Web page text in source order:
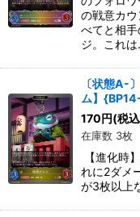
の戦意カ
べてと相
ジ。これ
〔状態A-
ム】
170円(税
在庫数 3枚
【進化時
れに2ダメ
が3枚以上